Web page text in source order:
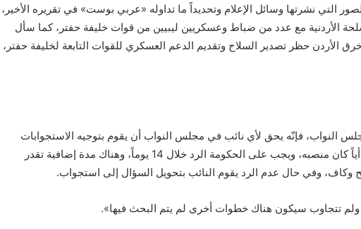
التي نشرتها وسائل الإعلام وتحديداً ما تداوله «عربي بوست» في تقريره الأخير،
الأردنية مع عدد من ضباط وعسكريين ليبيين من قوات خليفة حفتر، كما سأل
الأردن حظر تصدير السلاح وتقديم الدعم العسكري للقوات التابعة لخليفة حفتر،
النواب، فإنّه يحق لأي نائب في مجلس النواب أن يقوم بتوجيه الاستجوابات
والتساؤلات المتعلقة بالحكومة لأي مسؤول أياً كان منصبه، ويجب على الحكومة الرد خلال 14 يوماً، وهناك مدة إضافية تقدر
ولم تتجاوب سيكون هناك خطوات أخرى لم يتم البحث فيها».